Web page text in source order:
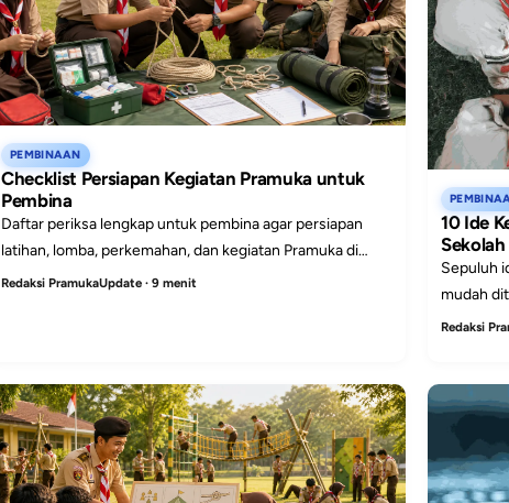
PEMBINAAN
Checklist Persiapan Kegiatan Pramuka untuk
Pembina
Daftar periksa lengkap untuk pembina agar persiapan
latihan, lomba, perkemahan, dan kegiatan Pramuka di
sekolah berjalan lebih rapi, aman, dan terarah.
Redaksi PramukaUpdate · 9 menit
10 Ide
Sekolah
Sepuluh
mudah
hidup
Redaksi